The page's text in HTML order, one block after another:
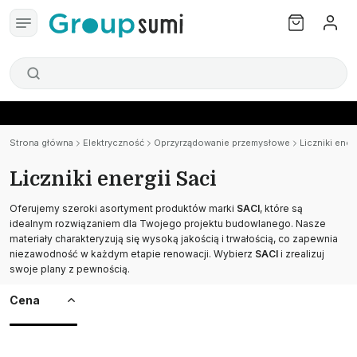
Strona główna Elektryczność Oprzyrządowanie przemysłowe Liczniki
Liczniki energii Saci
Oferujemy szeroki asortyment produktów marki SACI, które są
idealnym rozwiązaniem dla Twojego projektu budowlanego. Nasze
materiały charakteryzują się wysoką jakością i trwałością, co zapewnia
niezawodność w każdym etapie renowacji. Wybierz SACI i zrealizuj
swoje plany z pewnością.
Cena